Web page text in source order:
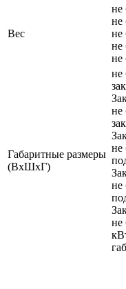
Вес
не
не
не
не
не
Габаритные размеры
(ВхШхГ)
не
не
не
не
не